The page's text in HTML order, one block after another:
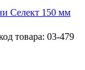
Селект 150 мм
товара: 03-479